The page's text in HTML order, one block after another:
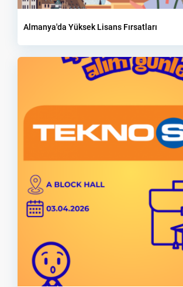
Almanya'da Yüksek Lisans Fırsatları